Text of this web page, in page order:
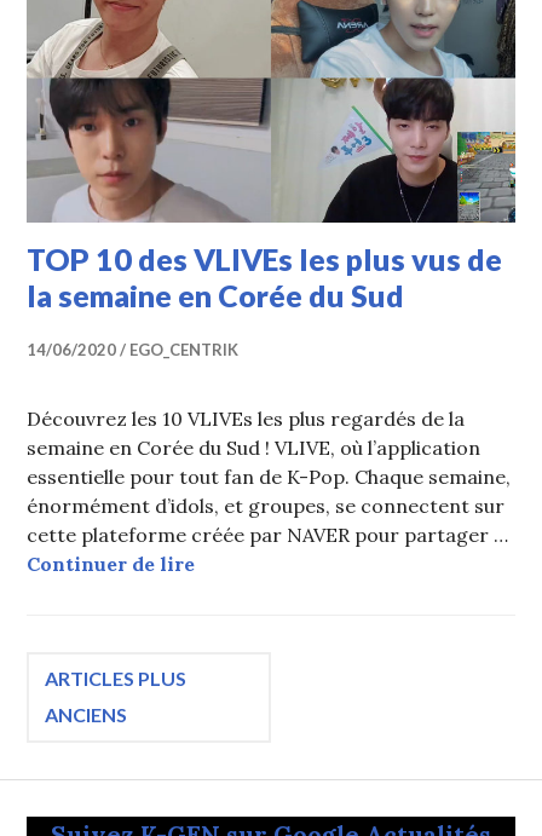
TOP 10 des VLIVEs les plus vus de
la semaine en Corée du Sud
14/06/2020 EGO_CENTRIK
Découvrez les 10 VLIVEs les plus regardés de la
semaine en Corée du Sud ! VLIVE, où l’application
essentielle pour tout fan de K-Pop. Chaque semaine,
énormément d’idols, et groupes, se connectent sur
cette plateforme créée par NAVER pour partager …
Continuer de lireTOP 10 des VLIVEs les plus vus de
Navigation
ARTICLES PLUS
ANCIENS